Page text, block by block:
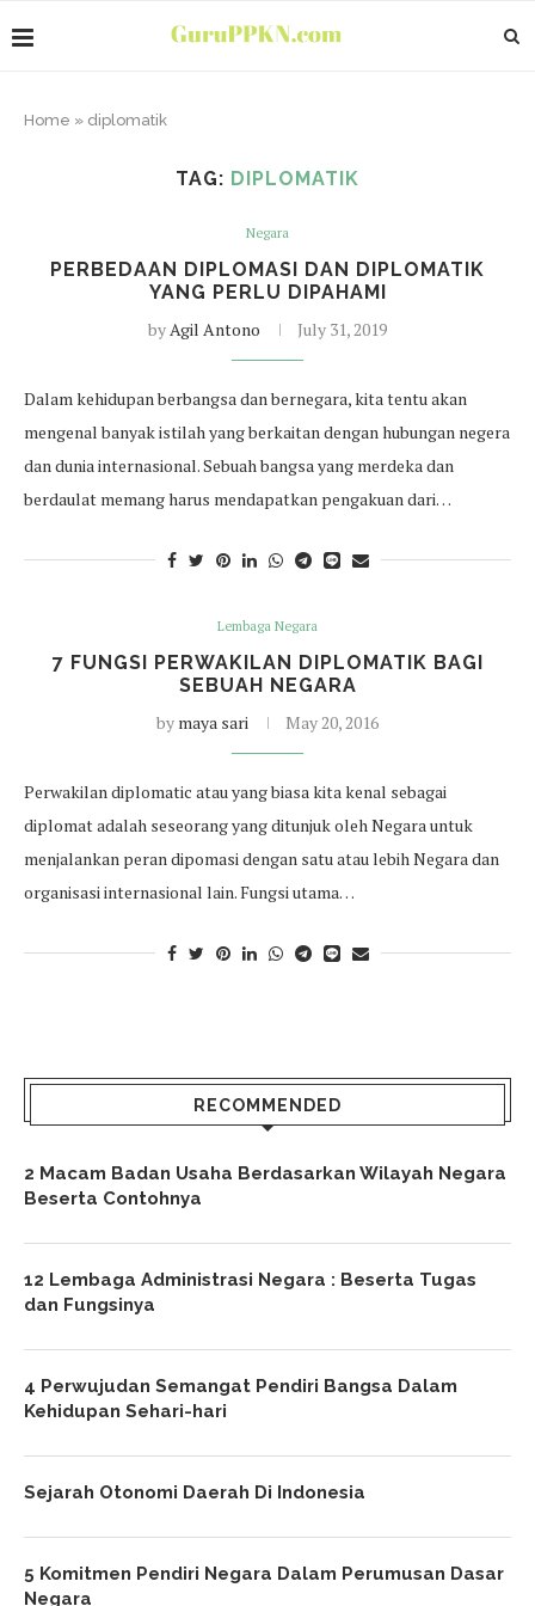
Home » diplomatik
TAG: DIPLOMATIK
Negara
PERBEDAAN DIPLOMASI DAN DIPLOMATIK
YANG PERLU DIPAHAMI
byAgil Antono July 31, 2019
Dalam kehidupan berbangsa dan bernegara, kita tentu akan
mengenal banyak istilah yang berkaitan dengan hubungan negera
dan dunia internasional. Sebuah bangsa yang merdeka dan
berdaulat memang harus mendapatkan pengakuan dari…
Lembaga Negara
7 FUNGSI PERWAKILAN DIPLOMATIK BAGI
SEBUAH NEGARA
by maya sari May 20, 2016
Perwakilan diplomatic atau yang biasa kita kenal sebagai
diplomat adalah seseorang yang ditunjuk oleh Negara untuk
menjalankan peran dipomasi dengan satu atau lebih Negara dan
organisasi internasional lain. Fungsi utama…
RECOMMENDED
2 Macam Badan Usaha Berdasarkan Wilayah Negara
Beserta Contohnya
12 Lembaga Administrasi Negara : Beserta Tugas
dan Fungsinya
4 Perwujudan Semangat Pendiri Bangsa Dalam
Kehidupan Sehari-hari
Sejarah Otonomi Daerah Di Indonesia
5 Komitmen Pendiri Negara Dalam Perumusan Dasar
Negara